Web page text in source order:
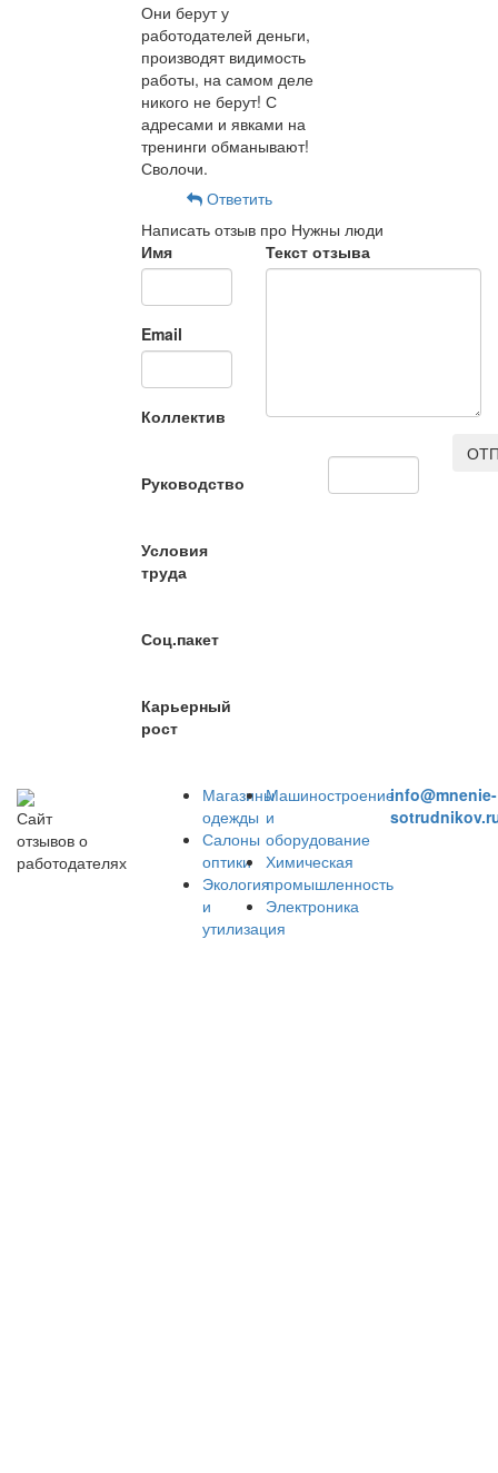
Они берут у
работодателей деньги,
производят видимость
работы, на самом деле
никого не берут! С
адресами и явками на
тренинги обманывают!
Сволочи.
Ответить
Написать отзыв про Нужны люди
Имя
Email
Коллектив
Руководство
Условия
труда
Соц.пакет
Карьерный
рост
Текст отзыва
Сайт
отзывов о
работодателях
Магазины
одежды
Салоны
оптики
Экология
и
утилизация
Машиностроение
и
оборудование
Химическая
промышленность
Электроника
info@mnenie-